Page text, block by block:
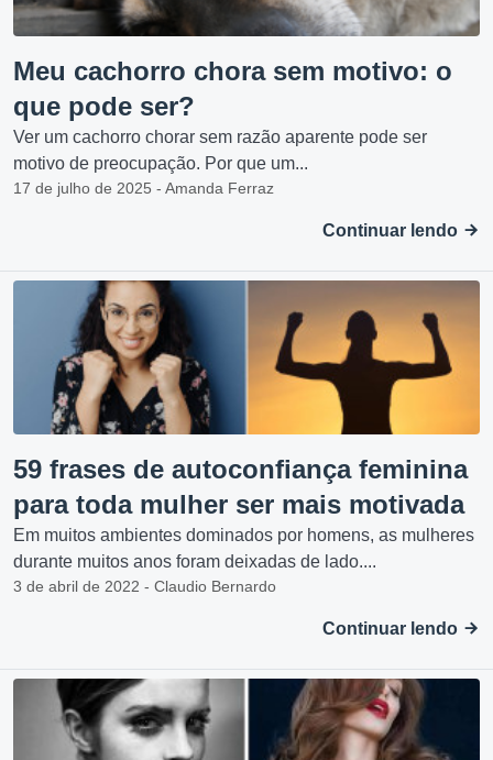
Meu cachorro chora sem motivo: o
que pode ser?
Ver um cachorro chorar sem razão aparente pode ser
motivo de preocupação. Por que um...
17 de julho de 2025 - Amanda Ferraz
Continuar lendo
59 frases de autoconfiança feminina
para toda mulher ser mais motivada
Em muitos ambientes dominados por homens, as mulheres
durante muitos anos foram deixadas de lado....
3 de abril de 2022 - Claudio Bernardo
Continuar lendo